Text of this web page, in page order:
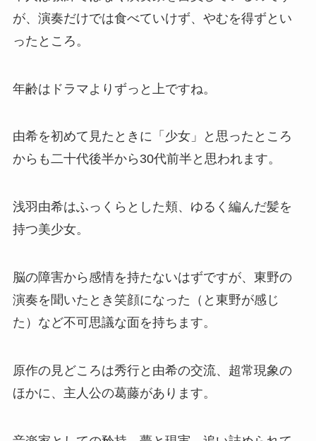
が、演奏だけでは食べていけず、やむを得ずとい
ったところ。
年齢はドラマよりずっと上ですね。
由希を初めて見たときに「少女」と思ったところ
からも二十代後半から30代前半と思われます。
浅羽由希はふっくらとした頬、ゆるく編んだ髪を
持つ美少女。
脳の障害から感情を持たないはずですが、東野の
演奏を聞いたとき笑顔になった（と東野が感じ
た）など不可思議な面を持ちます。
原作の見どころは秀行と由希の交流、超常現象の
ほかに、主人公の葛藤があります。